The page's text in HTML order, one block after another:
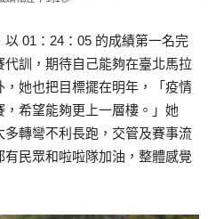
01：24：05 的成績第一名完
訓，期待自己能夠在臺北馬拉
她也把目標擺在明年，「疫情
希望能夠更上一層樓。」她
轉彎不利長跑，交管及賽事流
民眾和啦啦隊加油，整體感覺